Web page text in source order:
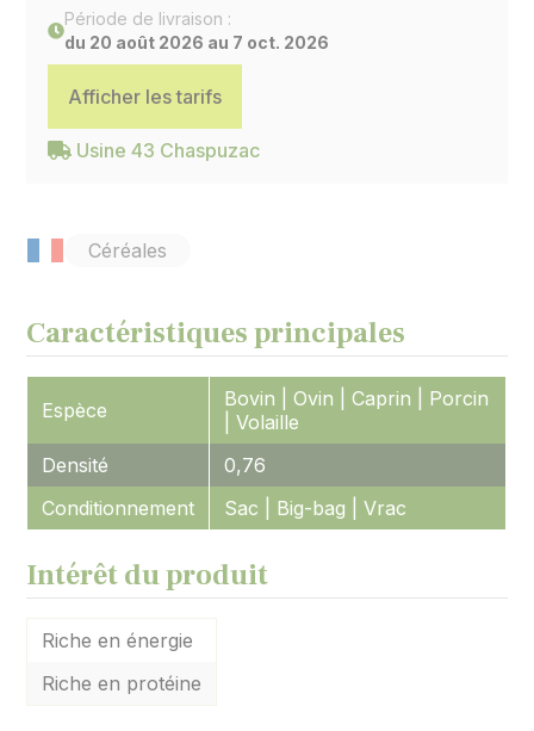
Période de livraison :
du 20 août 2026 au 7 oct. 2026
Afficher les tarifs
Usine 43 Chaspuzac
Céréales
Caractéristiques principales
Espèce
Bovin | Ovin | Caprin | Porcin
| Volaille
Densité
0,76
Conditionnement
Sac | Big-bag | Vrac
Intérêt du produit
Riche en énergie
Riche en protéine